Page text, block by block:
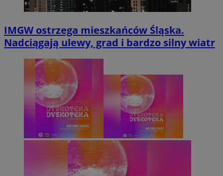
IMGW ostrzega mieszkańców Śląska.
Nadciągają ulewy, grad i bardzo silny wiatr